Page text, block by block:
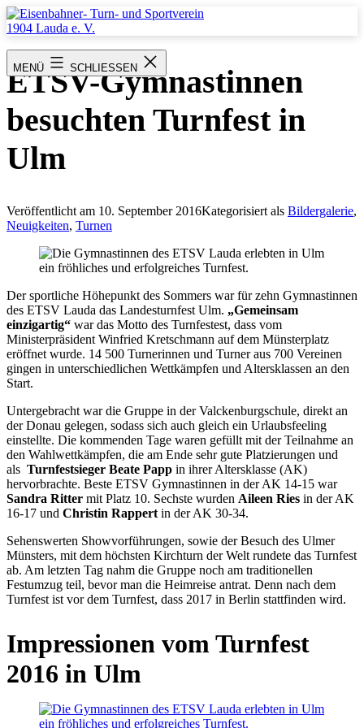
Zum
Inhalt
Turn-
und
Sportverein
Lauda
e.
MENÜ SCHLIESSEN
ETSV-Gymnastinnen
besuchten Turnfest in
Ulm
Veröffentlicht am 10. September 2016Kategorisiert als Bildergalerie,
Neuigkeiten, Turnen
Der sportliche Höhepunkt des Sommers war für zehn Gymnastinnen
des ETSV Lauda das Landesturnfest Ulm. „Gemeinsam
einzigartig“ war das Motto des Turnfestest, dass vom
Ministerpräsident Winfried Kretschmann auf dem Münsterplatz
eröffnet wurde. 14 500 Turnerinnen und Turner aus 700 Vereinen
gingen in unterschiedlichen Wettkämpfen und Altersklassen an den
Start.
Untergebracht war die Gruppe in der Valckenburgschule, direkt an
der Donau gelegen, sodass sich auch gleich ein Urlaubsfeeling
einstellte. Die kommenden Tage waren gefüllt mit der Teilnahme an
den Wahlwettkämpfen, die am Ende sehr gute Platzierungen und
als Turnfestsieger Beate Papp in ihrer Altersklasse (AK)
hervorbrachte. Beste ETSV Gymnastinnen in der AK 14-15 war
Sandra Ritter mit Platz 10. Sechste wurden Aileen Ries in der AK
16-17 und Christin Rappert in der AK 30-34.
Sehenswerten Showvorführungen, sowie der Besuch des Ulmer
Münsters, mit dem höchsten Kirchturn der Welt rundete das Turnfest
ab. Am letzten Tag nahm die Gruppe noch am traditionellen
Festumzug teil, bevor man die Heimreise antrat. Denn nach dem
Turnfest ist vor dem Turnfest, dass 2017 in Berlin stattfinden wird.
Impressionen vom Turnfest
2016 in Ulm